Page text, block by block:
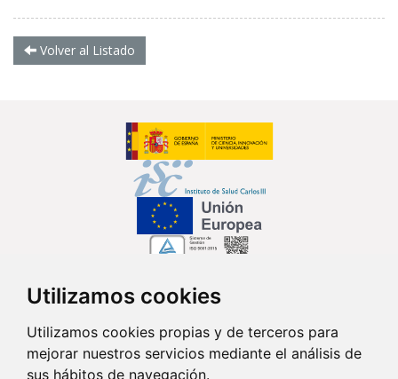
Utilizamos cookies
Utilizamos cookies propias y de terceros para
mejorar nuestros servicios mediante el análisis de
sus hábitos de navegación.
Volver al Listado
Síguenos en...
Contacto